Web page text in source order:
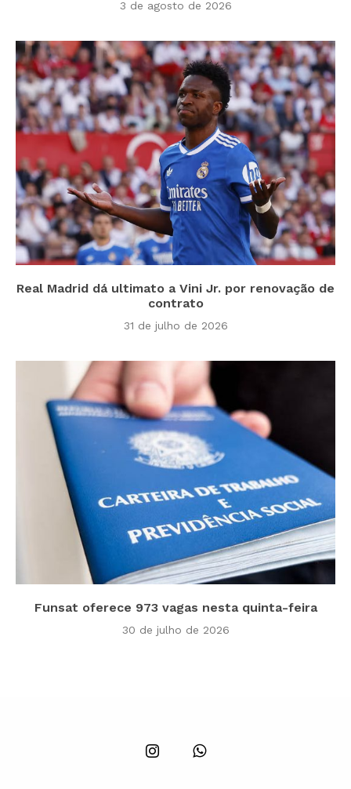
3 de agosto de 2026
Real Madrid dá ultimato a Vini Jr. por renovação de
contrato
31 de julho de 2026
Funsat oferece 973 vagas nesta quinta-feira
30 de julho de 2026